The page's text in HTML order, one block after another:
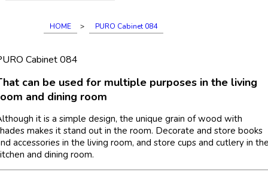
HOME > PURO Cabinet 084
Cabinet 084
can be used for multiple purposes in the living
and dining room
it is a simple design, the unique grain of wood with
makes it stand out in the room. Decorate and store books
accessories in the living room, and store cups and cutlery in
and dining room.